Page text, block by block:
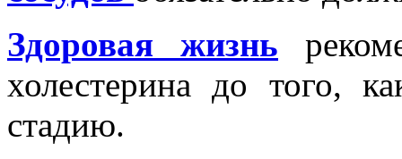
Здоровая жизнь
холестерина до того,
стадию.